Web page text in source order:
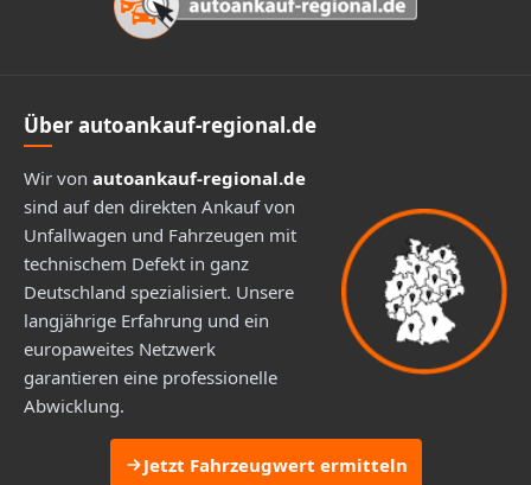
Über autoankauf-regional.de
Wir von autoankauf-regional.de
sind auf den direkten Ankauf von
Unfallwagen und Fahrzeugen mit
technischem Defekt in ganz
Deutschland spezialisiert. Unsere
langjährige Erfahrung und ein
europaweites Netzwerk
garantieren eine professionelle
Abwicklung.
Jetzt Fahrzeugwert ermitteln